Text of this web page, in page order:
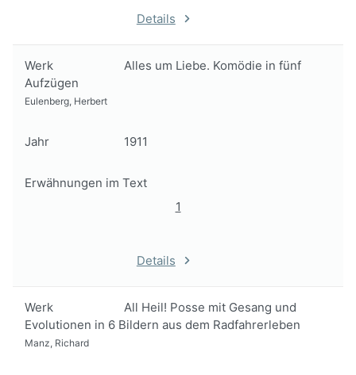
Details
Werk
Alles um Liebe. Komödie in fünf
Aufzügen
Eulenberg, Herbert
Jahr 1911
Erwähnungen im Text
1
Details
Werk
All Heil! Posse mit Gesang und
Evolutionen in 6 Bildern aus dem Radfahrerleben
Manz, Richard